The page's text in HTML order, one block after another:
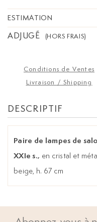
ESTIMATION
ADJUGÉ (HORS FRAIS)
Conditions de Ventes
Livraison / Shipping
DESCRIPTIF
Paire de lampes de
XXIe s., en cristal et
beige, h. 67 cm